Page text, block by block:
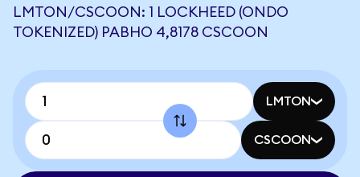
LMTON/CSCOON: 1 LOCKHEED (ONDO
TOKENIZED) РАВНО 4,8178 CSCOON
LMTON
CSCOON